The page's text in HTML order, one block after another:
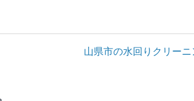
山県市の水回りクリー